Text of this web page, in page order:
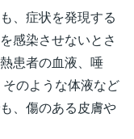
、症状を発現する
感染させないとさ
患者の血液、唾
のような体液など
、傷のある皮膚や